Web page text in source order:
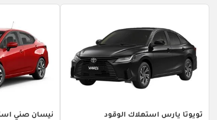
تويوتا يارس استهلاك الوقود نيسان صني